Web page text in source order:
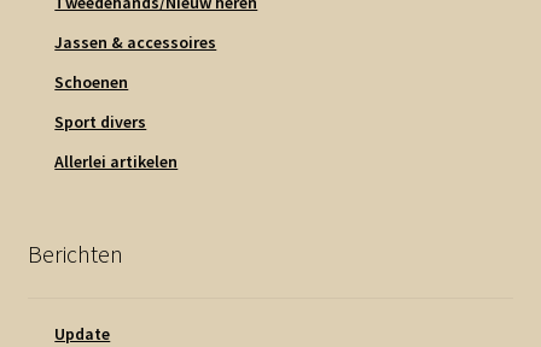
Jassen & accessoires
Schoenen
Sport divers
Allerlei artikelen
Berichten
Update